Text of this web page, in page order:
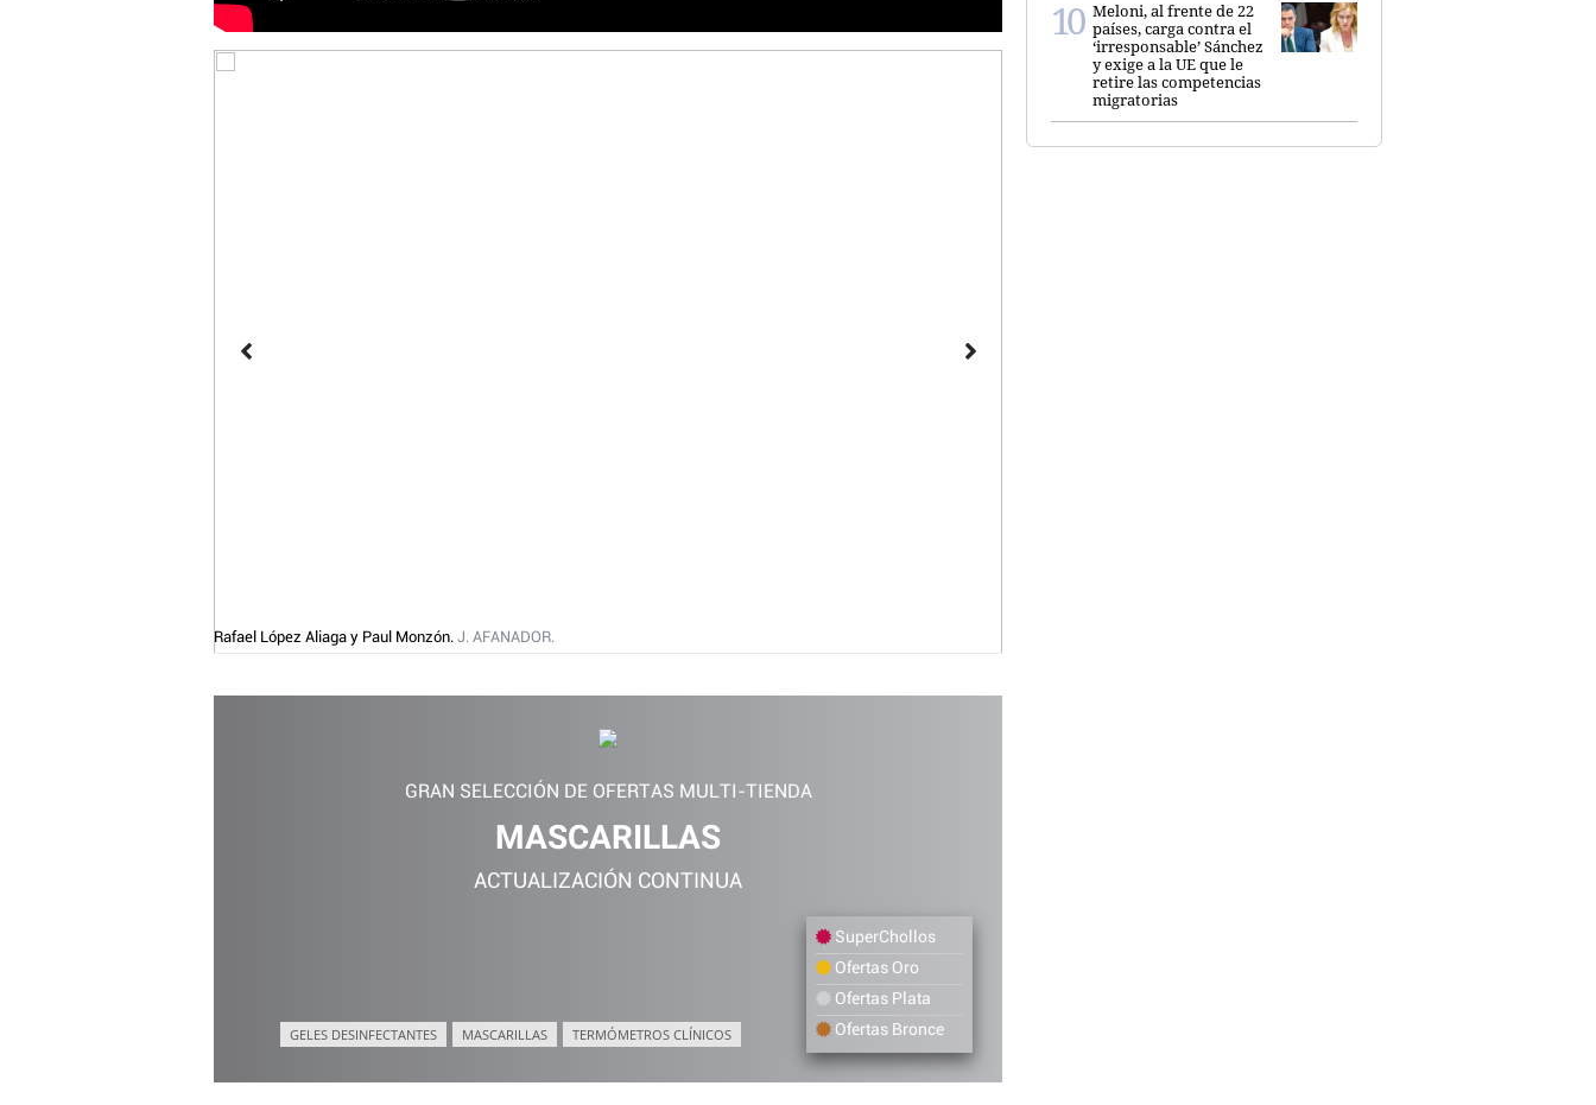
Rafael López Aliaga y Paul Monzón. J. AFANADOR.
GRAN SELECCIÓN DE OFERTAS MULTI-TIENDA
MASCARILLAS
ACTUALIZACIÓN CONTINUA
GELES DESINFECTANTES MASCARILLAS TERMÓMETROS CLÍNICOS
SuperChollos
Ofertas Oro
Ofertas Plata
Ofertas Bronce
Meloni, al frente de 22
países, carga contra el
‘irresponsable’ Sánchez
y exige a la UE que le
retire las competencias
migratorias